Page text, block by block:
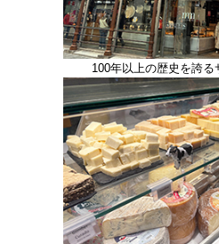
100年以上の歴史を誇